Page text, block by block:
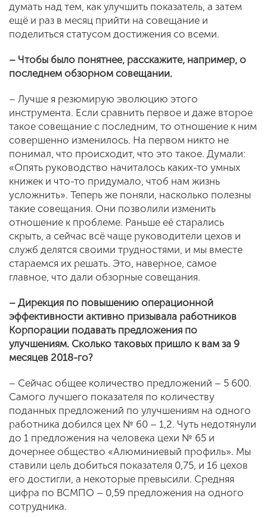
думать над тем, как улучшить показатель, а затем
ещё и раз в месяц прийти на совещание и
поделиться статусом достижения со всеми.
– Чтобы было понятнее, расскажите, например, о
последнем обзорном совещании.
– Лучше я резюмирую эволюцию этого
инструмента. Если сравнить первое и даже второе
такое совещание с последним, то отношение к ним
совершенно изменилось. На первом никто не
понимал, что происходит, что это такое. Думали:
«Опять руководство начиталось каких-то умных
книжек и что-то придумало, чтоб нам жизнь
усложнить». Теперь же поняли, насколько полезны
такие совещания. Они позволили изменить
отношение к проблеме. Раньше её старались
скрыть, а сейчас всё чаще руководители цехов и
служб делятся своими трудностями, и мы вместе
стараемся их решать. Это, наверное, самое
главное, что дали обзорные совещания.
– Дирекция по повышению операционной
эффективности активно призывала работников
Корпорации подавать предложения по
улучшениям. Сколько таковых пришло к вам за 9
месяцев 2018-го?
– Сейчас общее количество предложений – 5 600.
Самого лучшего показателя по количеству
поданных предложений по улучшениям на одного
работника добился цех № 60 – 1,2. Чуть недотянули
до 1 предложения на человека цехи № 65 и
дочернее общество «Алюминиевый профиль». Мы
ставили цель добиться показателя 0,75, и 16 цехов
его достигли, а некоторые превысили. Средняя
цифра по ВСМПО – 0,59 предложения на одного
сотрудника.